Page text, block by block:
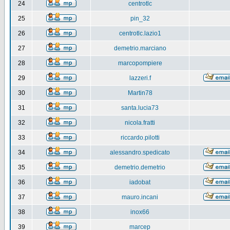
24 centrotlc
25 pin_32
26 centrotlc.lazio1
27 demetrio.marciano
28 marcopompiere
29 lazzeri.f
30 Martin78
31 santa.lucia73
32 nicola.fratti
33 riccardo.pilotti
34 alessandro.spedicato
35 demetrio.demetrio
36 iadobat
37 mauro.incani
38 inox66
39 marcep